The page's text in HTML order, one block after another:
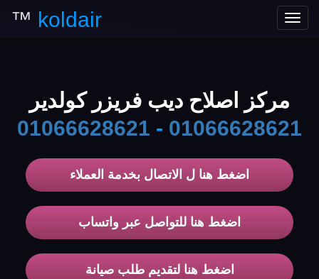
Toggle
koldair
™
مركز اصلاح ديب فريزر كولدير
01066628621
-
01066628621
اضغط هنا ل الاتصال بخدمة العملاء
اضغط هنا للتواصل عبر واتساب
اضغط هنا لتقديم طلب صيانة